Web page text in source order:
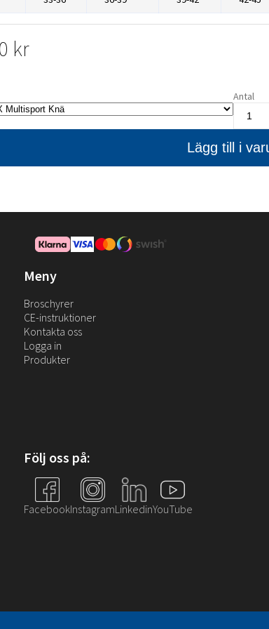
kr
Antal
Meny
Broschyrer
CE-instruktioner
Kontakta oss
Logga in
Produkter
Följ oss på:
FacebookInstagramLinkedinYouTube